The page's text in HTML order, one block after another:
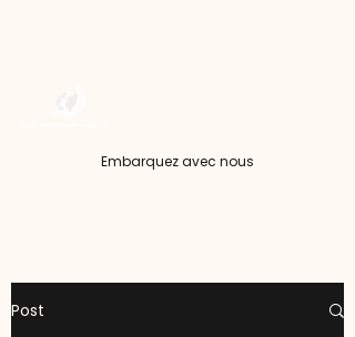
Embarquez avec nous
Post